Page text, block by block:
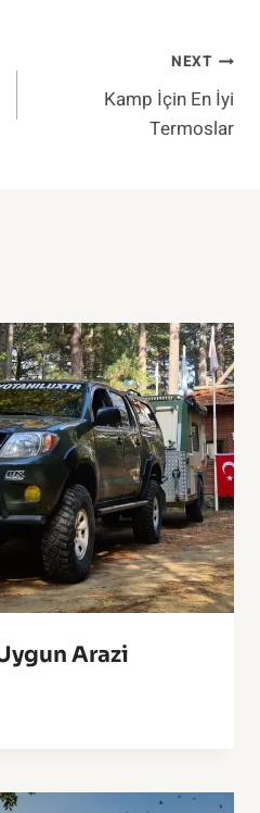
NEXT
Kamp İçin En İyi
Termoslar
Arazi